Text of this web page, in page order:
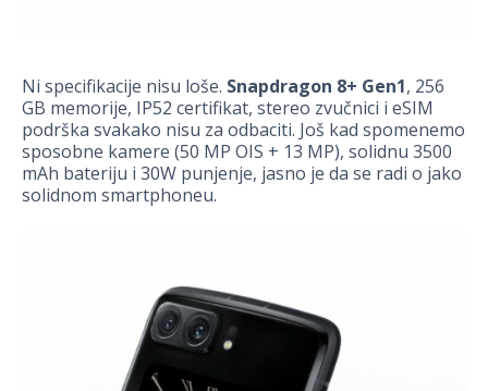
Ni specifikacije nisu loše. Snapdragon 8+ Gen1, 256
GB memorije, IP52 certifikat, stereo zvučnici i eSIM
podrška svakako nisu za odbaciti. Još kad spomenemo
sposobne kamere (50 MP OIS + 13 MP), solidnu 3500
mAh bateriju i 30W punjenje, jasno je da se radi o jako
solidnom smartphoneu.